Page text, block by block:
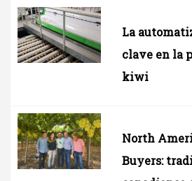
La
clave en la
kiwi
North
Buyers: